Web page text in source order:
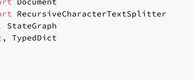
, TypedDict